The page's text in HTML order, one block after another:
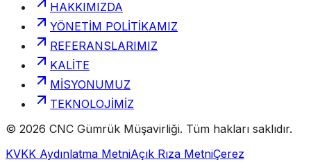
HAKKIMIZDA
YÖNETİM POLİTİKAMIZ
REFERANSLARIMIZ
KALİTE
MİSYONUMUZ
TEKNOLOJİMİZ
© 2026 CNC Gümrük Müşavirliği. Tüm hakları saklıdır.
KVKK Aydınlatma MetniAçık Rıza MetniÇerez